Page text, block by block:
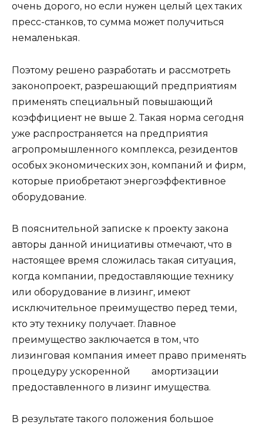
очень дорого, но если нужен целый цех таких
пресс-станков, то сумма может получиться
немаленькая.
Поэтому решено разработать и рассмотреть
законопроект, разрешающий предприятиям
применять специальный повышающий
коэффициент не выше 2. Такая норма сегодня
уже распространяется на предприятия
агропромышленного комплекса, резидентов
особых экономических зон, компаний и фирм,
которые приобретают энергоэффективное
оборудование.
В пояснительной записке к проекту закона
авторы данной инициативы отмечают, что в
настоящее время сложилась такая ситуация,
когда компании, предоставляющие технику
или оборудование в лизинг, имеют
исключительное преимущество перед теми,
кто эту технику получает. Главное
преимущество заключается в том, что
лизинговая компания имеет право применять
процедуру ускоренной амортизации
предоставленного в лизинг имущества.
В результате такого положения большое